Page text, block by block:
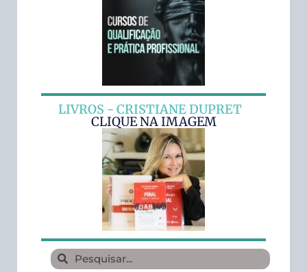
LIVROS - CRISTIANE DUPRET
CLIQUE NA IMAGEM